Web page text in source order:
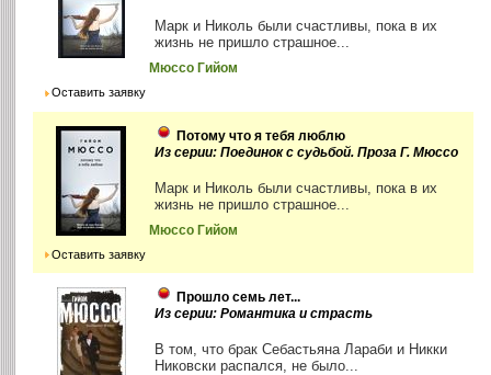
Марк и Николь были счастливы, пока в их
жизнь не пришло страшное...
Мюссо Гийом
Оставить заявку
Потому что я тебя люблю
Из серии: Поединок с судьбой. Проза Г. Мюссо
Марк и Николь были счастливы, пока в их
жизнь не пришло страшное...
Мюссо Гийом
Оставить заявку
Прошло семь лет...
Из серии: Романтика и страсть
В том, что брак Себастьяна Лараби и Никки
Никовски распался, не было...